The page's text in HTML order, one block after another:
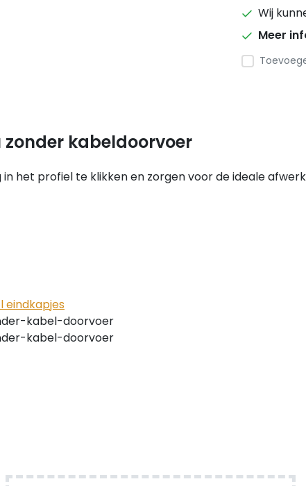
Wij
Meer
zonder kabeldoorvoer
het profiel te klikken en zorgen voor de ideale
eindkapjes
kabel-doorvoer
kabel-doorvoer